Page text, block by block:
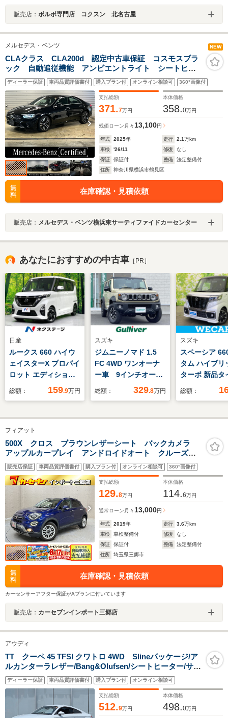
販売店： ボルボ専門店 コクスン 北名古屋
メルセデス・ベンツ NEW
CLAクラス CLA200d 認定中古車保証 コスモスブラ
ック 自動追従機能 アンビエントライト シートヒー
ター 電動パワーシート 純正ドライブレコーダー ワ
イヤレスチャージャー MBUX ETC 純正ナビ バッ
クカメラ
ディーラー保証 車両品質評価書付 購入プラン付 オンライン相談可 360°画像付
支払総額
371.7万円
本体価格
358.0万円
残価ローン 月々 13,100円
年式 2025年 走行 2.1万km
車検
'26/11 修復
なし
保証
保証付 整備
法定整備付
住所
神奈川県横浜市鶴見区
無
料
在庫確認・見積依頼
販売店： メルセデス・ベンツ横浜東サーティファイドカーセンター
あなたにおすすめの中古車 ［PR］
日産
ルークス 660 ハイウ
ェイスターX プロパイ
ロット エディション
純正9型ナビ 全周囲
置 プロパイロット
踏み間違い防止装置
LEDヘッド ドラレ
コ フルセグ
Bluetooth再生
ETC スマートキー
アイドリングストップ
総額： 159.9万円
スズキ
ジムニーノマド 1.5
FC 4WD ワンオーナ
ー車 9インチオーデ
ィオ HDMI入力端
ト ステアリングスイ
革巻きステアリング
前席シートヒーター
ETC 寒冷地仕様
総額： 329.8万円
スズキ
スペーシア
タム ハイブリ
ターボ 新品タ
正 8インチ
ドア/シートヒ
ー用カメラ/シ
ーフレザー/ド
レコーダー 純
総額：
フィアット
500X クロス ブラウンレザーシート バックカメラ
アップルカープレイ アンドロイドオート クルーズコ
ントロール シートヒーター プッシュスタート ETC
販売店保証 車両品質評価書付 購入プラン付 オンライン相談可 360°画像付
支払総額
129.8万円
本体価格
114.6万円
通常ローン 月々 13,000円
年式 2019年 走行 3.6万km
車検
車検整備付 修復
なし
保証
保証付 整備
法定整備付
住所
埼玉県三郷市
無
料
在庫確認・見積依頼
カーセンサーアフター保証がAプランに付いています
販売店： カーセブンインポート三郷店
アウディ
TT クーペ 45 TFSI クワトロ 4WD Slineパッケージ/ア
ルカンターラレザー/Bang&Olufsen/シートヒーター/サイ
ドアシスト/マトリクスLEDヘッドライト/リヤカメラ/パド
ルシフト/クルーズコントロール/
ディーラー保証 車両品質評価書付 購入プラン付 オンライン相談可
支払総額
512.9万円
本体価格
498.0万円